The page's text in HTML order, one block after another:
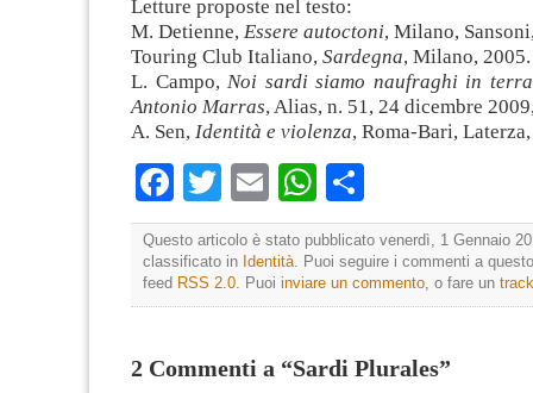
Letture proposte nel testo:
M. Detienne, Essere autoctoni, Milano,
Touring Club Italiano, Sardegna, Milano, 2005.
L. Campo,Noi sardi siamo naufraghi in
Antonio Marras, Alias, n. 51, 24 dicembre
A. Sen, Identità e violenza, Roma-Bari,
Facebook
TwitterEmailWhatsApp
Questo articolo è stato pubblicato venerdì, 1 Gennaio
classificato in Identità. Puoi seguire i commenti a
feed RSS 2.0. Puoi inviare un commento, o fare un
2 Commenti a “Sardi Plurales”